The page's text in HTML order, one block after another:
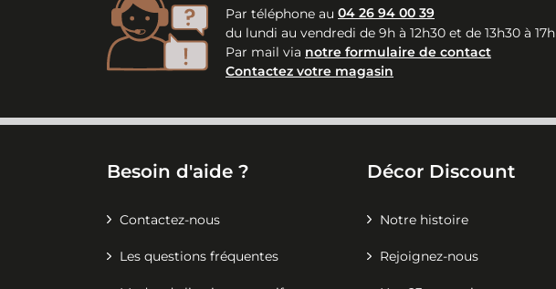
Par téléphone au 04 26 94 00 39
du lundi au vendredi de 9h à 12h30 et de 13h30 à 17h
Par mail via notre formulaire de contact
Contactez votre magasin
Besoin d'aide ?
Contactez-nous
Les questions fréquentes
Décor Discount
Notre histoire
Rejoignez-nous